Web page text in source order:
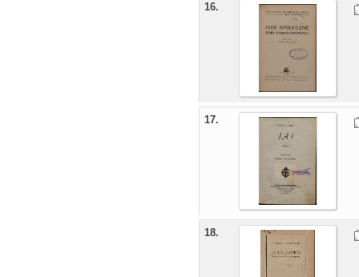
16.
17.
18.